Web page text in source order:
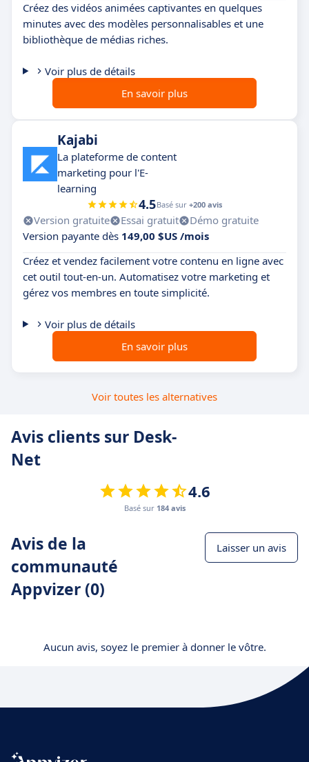
Créez des vidéos animées captivantes en quelques
minutes avec des modèles personnalisables et une
bibliothèque de médias riches.
Voir plus de détails
En savoir plus
Kajabi
La plateforme de content
marketing pour l'E-
learning
4.5Basé sur +200 avis
Version gratuite Essai gratuit
Démo gratuite
Version payante dès 149,00 $US /mois
Créez et vendez facilement votre contenu en ligne avec
cet outil tout-en-un. Automatisez votre marketing et
gérez vos membres en toute simplicité.
Voir plus de détails
En savoir plus
Voir toutes les alternatives
Avis clients sur Desk-
Net
4.6
Basé sur 184 avis
Avis de la
communauté
Appvizer (0)
Laisser un avis
Aucun avis, soyez le premier à donner le vôtre.